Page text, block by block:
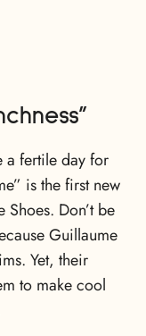
a fertile day for
is the first new
Don’t be
Guillaume
Yet, their
to make cool